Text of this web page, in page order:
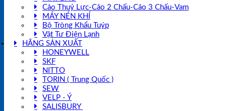
Cảo Thuỷ Lực-Cảo 2 Chấu-Cảo 3 Chấu-Vam
MÁY NÉN KHÍ
Bộ Tròng Khẩu Tuýp
Vật Tư Điện Lạnh
HÃNG SẢN XUẤT
HONEYWELL
SKF
NITTO
TORIN ( Trung Quốc )
SEW
VELP - Ý
SALISBURY